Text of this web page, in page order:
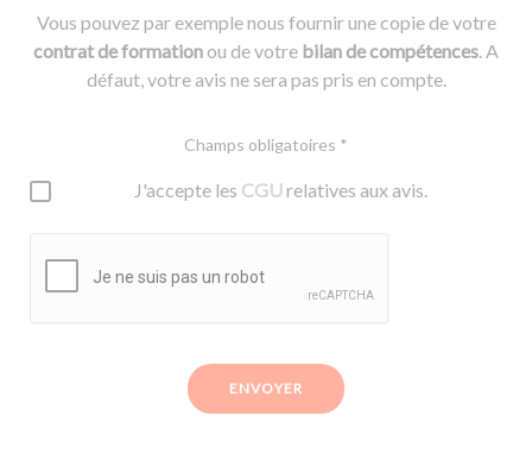
Vous pouvez par exemple nous fournir une copie de votre
contrat de formationou de votre bilan de compétences. A
défaut, votre avis ne sera pas pris en compte.
Champs obligatoires *
J'accepte les CGUrelatives aux avis.
ENVOYER